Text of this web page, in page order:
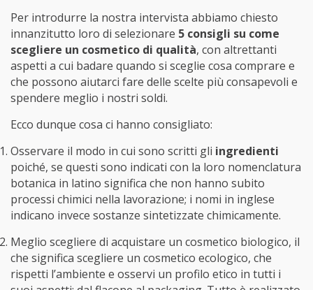
Per introdurre la nostra intervista abbiamo chiesto
innanzitutto loro di selezionare 5 consigli su come
scegliere un cosmetico di qualità, con altrettanti
aspetti a cui badare quando si sceglie cosa comprare e
che possono aiutarci fare delle scelte più consapevoli e
spendere meglio i nostri soldi.
Ecco dunque cosa ci hanno consigliato:
Osservare il modo in cui sono scritti gli ingredienti
poiché, se questi sono indicati con la loro nomenclatura
botanica in latino significa che non hanno subito
processi chimici nella lavorazione; i nomi in inglese
indicano invece sostanze sintetizzate chimicamente.
Meglio scegliere di acquistare un cosmetico biologico, il
che significa scegliere un cosmetico ecologico, che
rispetti l’ambiente e osservi un profilo etico in tutti i